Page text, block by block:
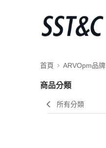
首頁 ARVOpm品牌
商品分類
所有分類